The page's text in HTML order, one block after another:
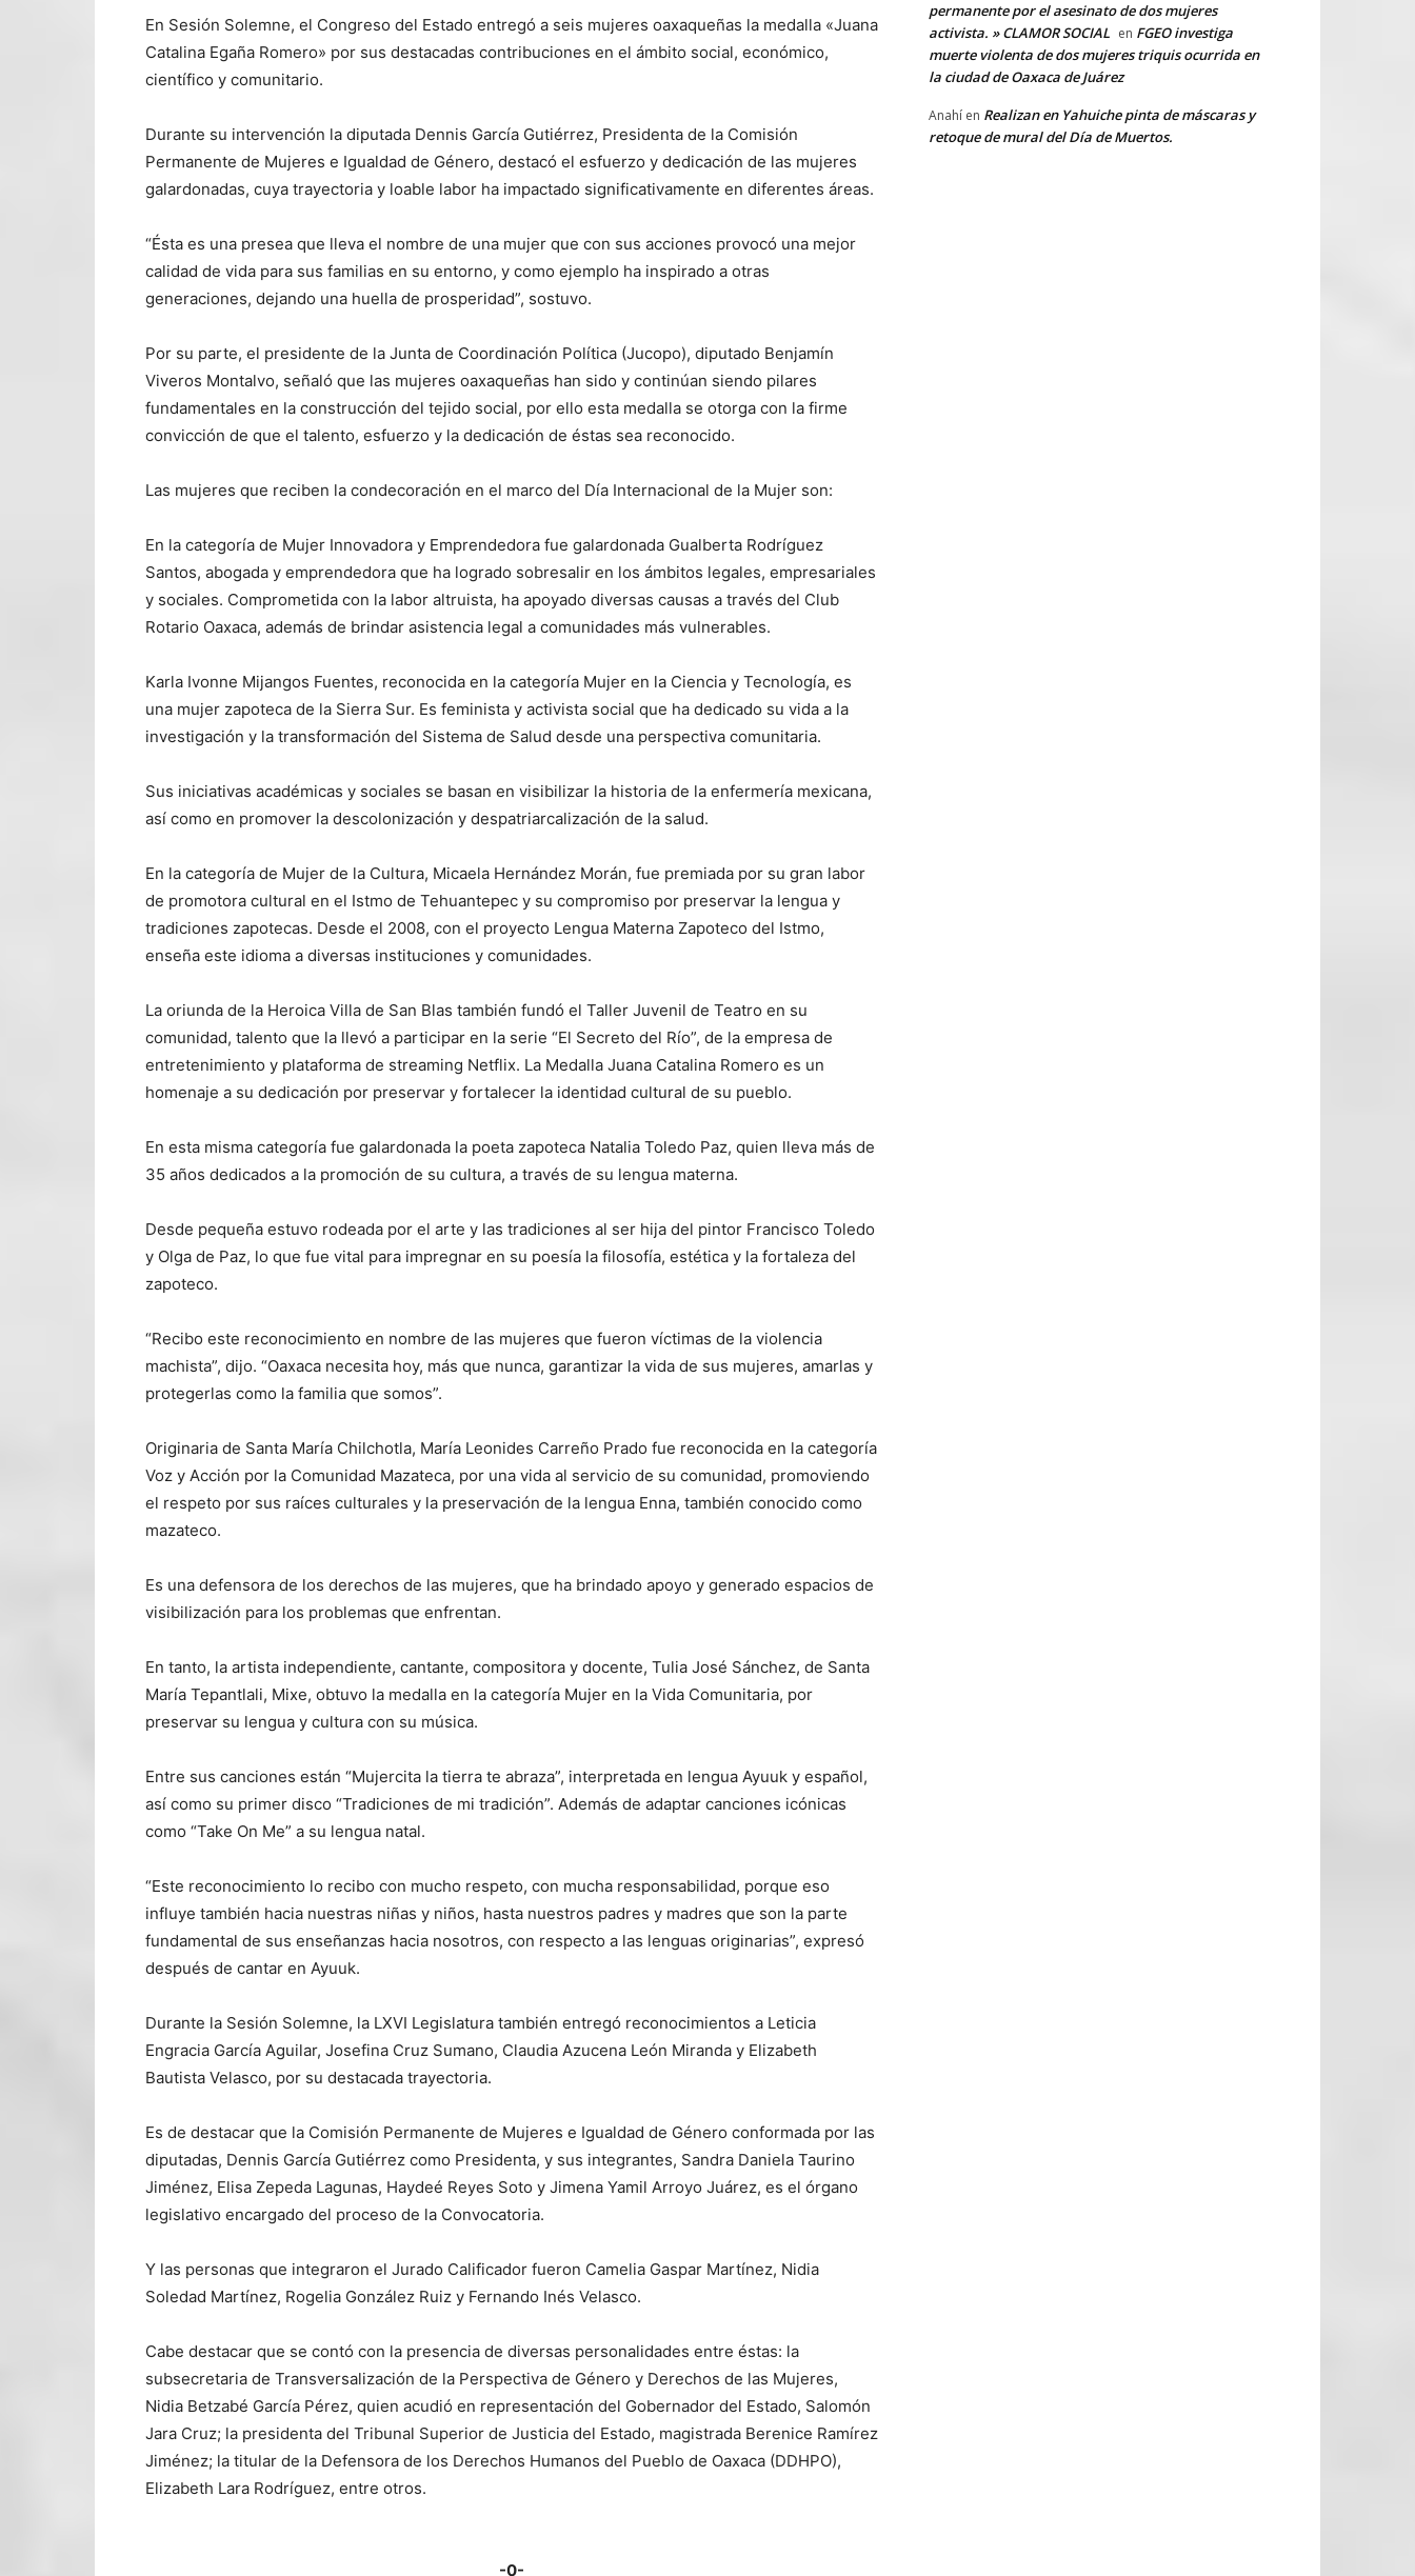
En Sesión Solemne, el Congreso del Estado entregó a seis mujeres oaxaqueñas la medalla «Juana
Catalina Egaña Romero» por sus destacadas contribuciones en el ámbito social, económico,
científico y comunitario.
Durante su intervención la diputada Dennis García Gutiérrez, Presidenta de la Comisión
Permanente de Mujeres e Igualdad de Género, destacó el esfuerzo y dedicación de las mujeres
galardonadas, cuya trayectoria y loable labor ha impactado significativamente en diferentes áreas.
“Ésta es una presea que lleva el nombre de una mujer que con sus acciones provocó una mejor
calidad de vida para sus familias en su entorno, y como ejemplo ha inspirado a otras
generaciones, dejando una huella de prosperidad”, sostuvo.
Por su parte, el presidente de la Junta de Coordinación Política (Jucopo), diputado Benjamín
Viveros Montalvo, señaló que las mujeres oaxaqueñas han sido y continúan siendo pilares
fundamentales en la construcción del tejido social, por ello esta medalla se otorga con la firme
convicción de que el talento, esfuerzo y la dedicación de éstas sea reconocido.
Las mujeres que reciben la condecoración en el marco del Día Internacional de la Mujer son:
En la categoría de Mujer Innovadora y Emprendedora fue galardonada Gualberta Rodríguez
Santos, abogada y emprendedora que ha logrado sobresalir en los ámbitos legales, empresariales
y sociales. Comprometida con la labor altruista, ha apoyado diversas causas a través del Club
Rotario Oaxaca, además de brindar asistencia legal a comunidades más vulnerables.
Karla Ivonne Mijangos Fuentes, reconocida en la categoría Mujer en la Ciencia y Tecnología, es
una mujer zapoteca de la Sierra Sur. Es feminista y activista social que ha dedicado su vida a la
investigación y la transformación del Sistema de Salud desde una perspectiva comunitaria.
Sus iniciativas académicas y sociales se basan en visibilizar la historia de la enfermería mexicana,
así como en promover la descolonización y despatriarcalización de la salud.
En la categoría de Mujer de la Cultura, Micaela Hernández Morán, fue premiada por su gran labor
de promotora cultural en el Istmo de Tehuantepec y su compromiso por preservar la lengua y
tradiciones zapotecas. Desde el 2008, con el proyecto Lengua Materna Zapoteco del Istmo,
enseña este idioma a diversas instituciones y comunidades.
La oriunda de la Heroica Villa de San Blas también fundó el Taller Juvenil de Teatro en su
comunidad, talento que la llevó a participar en la serie “El Secreto del Río”, de la empresa de
entretenimiento y plataforma de streaming Netflix. La Medalla Juana Catalina Romero es un
homenaje a su dedicación por preservar y fortalecer la identidad cultural de su pueblo.
En esta misma categoría fue galardonada la poeta zapoteca Natalia Toledo Paz, quien lleva más de
35 años dedicados a la promoción de su cultura, a través de su lengua materna.
Desde pequeña estuvo rodeada por el arte y las tradiciones al ser hija del pintor Francisco Toledo
y Olga de Paz, lo que fue vital para impregnar en su poesía la filosofía, estética y la fortaleza del
zapoteco.
“Recibo este reconocimiento en nombre de las mujeres que fueron víctimas de la violencia
machista”, dijo. “Oaxaca necesita hoy, más que nunca, garantizar la vida de sus mujeres, amarlas y
protegerlas como la familia que somos”.
Originaria de Santa María Chilchotla, María Leonides Carreño Prado fue reconocida en la categoría
Voz y Acción por la Comunidad Mazateca, por una vida al servicio de su comunidad, promoviendo
el respeto por sus raíces culturales y la preservación de la lengua Enna, también conocido como
mazateco.
Es una defensora de los derechos de las mujeres, que ha brindado apoyo y generado espacios de
visibilización para los problemas que enfrentan.
En tanto, la artista independiente, cantante, compositora y docente, Tulia José Sánchez, de Santa
María Tepantlali, Mixe, obtuvo la medalla en la categoría Mujer en la Vida Comunitaria, por
preservar su lengua y cultura con su música.
Entre sus canciones están “Mujercita la tierra te abraza”, interpretada en lengua Ayuuk y español,
así como su primer disco “Tradiciones de mi tradición”. Además de adaptar canciones icónicas
como “Take On Me” a su lengua natal.
“Este reconocimiento lo recibo con mucho respeto, con mucha responsabilidad, porque eso
influye también hacia nuestras niñas y niños, hasta nuestros padres y madres que son la parte
fundamental de sus enseñanzas hacia nosotros, con respecto a las lenguas originarias”, expresó
después de cantar en Ayuuk.
Durante la Sesión Solemne, la LXVI Legislatura también entregó reconocimientos a Leticia
Engracia García Aguilar, Josefina Cruz Sumano, Claudia Azucena León Miranda y Elizabeth
Bautista Velasco, por su destacada trayectoria.
Es de destacar que la Comisión Permanente de Mujeres e Igualdad de Género conformada por las
diputadas, Dennis García Gutiérrez como Presidenta, y sus integrantes, Sandra Daniela Taurino
Jiménez, Elisa Zepeda Lagunas, Haydeé Reyes Soto y Jimena Yamil Arroyo Juárez, es el órgano
legislativo encargado del proceso de la Convocatoria.
Y las personas que integraron el Jurado Calificador fueron Camelia Gaspar Martínez, Nidia
Soledad Martínez, Rogelia González Ruiz y Fernando Inés Velasco.
Cabe destacar que se contó con la presencia de diversas personalidades entre éstas: la
subsecretaria de Transversalización de la Perspectiva de Género y Derechos de las Mujeres,
Nidia Betzabé García Pérez, quien acudió en representación del Gobernador del Estado, Salomón
Jara Cruz; la presidenta del Tribunal Superior de Justicia del Estado, magistrada Berenice Ramírez
Jiménez; la titular de la Defensora de los Derechos Humanos del Pueblo de Oaxaca (DDHPO),
Elizabeth Lara Rodríguez, entre otros.
-0-
permanente por el asesinato de dos mujeres
activista. » CLAMOR SOCIAL en FGEO investiga
muerte violenta de dos mujeres triquis ocurrida en
la ciudad de Oaxaca de Juárez
Anahí en Realizan en Yahuiche pinta de máscaras y
retoque de mural del Día de Muertos.